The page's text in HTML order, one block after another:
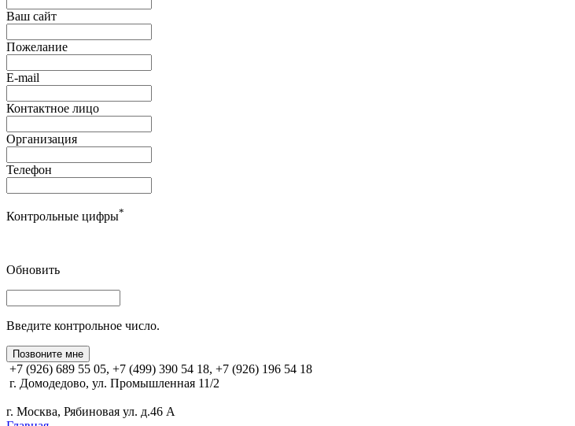
Ваш сайт
Пожелание
E-mail
Контактное лицо
Организация
Телефон
Контрольные цифры*
Обновить
Введите контрольное число.
Позвоните мне
+7 (926) 689 55 05, +7 (499) 390 54 18, +7 (926) 196 54 18
г. Домодедово, ул. Промышленная 11/2
г. Москва, Рябиновая ул. д.46 А